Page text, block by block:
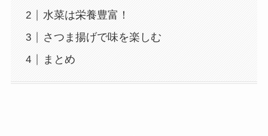
水菜は栄養豊富！
さつま揚げで味を楽しむ
まとめ